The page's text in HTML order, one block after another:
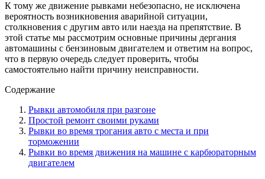
К тому же движение рывками небезопасно, не исключена
вероятность возникновения аварийной ситуации,
столкновения с другим авто или наезда на препятствие. В
этой статье мы рассмотрим основные причины дергания
автомашины с бензиновым двигателем и ответим на вопрос,
что в первую очередь следует проверить, чтобы
самостоятельно найти причину неисправности.
Содержание
Рывки автомобиля при разгоне
Простой ремонт своими руками
Рывки во время трогания авто с места и при
торможении
Рывки во время движения на машине с карбюраторным
двигателем